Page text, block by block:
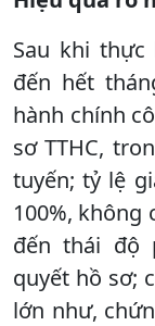
Sau khi thực
đến hết
hành chính
sơ TTHC,
tuyến; tỷ lệ
100%, không
đến thái độ
quyết hồ sơ;
lớn như,